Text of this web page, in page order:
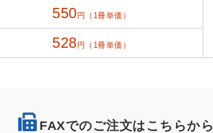
550円（1冊単価）
528円（1冊単価）
FAXでのご注文はこちらから